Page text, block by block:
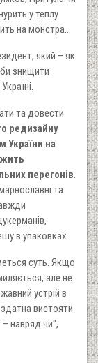
у теплу
на монстра...
який – як
знищити
та довести
редизайну
України на
перегонів
та
в упаковках.
суть. Якщо
але не
устрій в
вистояти
– навряд чи",